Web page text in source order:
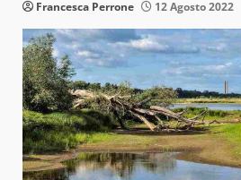
Francesca Perrone 12 Agosto 2022